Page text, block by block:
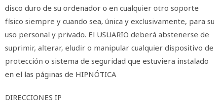
disco duro de su ordenador o en cualquier otro soporte
físico siempre y cuando sea, única y exclusivamente, para su
uso personal y privado. El USUARIO deberá abstenerse de
suprimir, alterar, eludir o manipular cualquier dispositivo de
protección o sistema de seguridad que estuviera instalado
en el las páginas de HIPNÓTICA
DIRECCIONES IP